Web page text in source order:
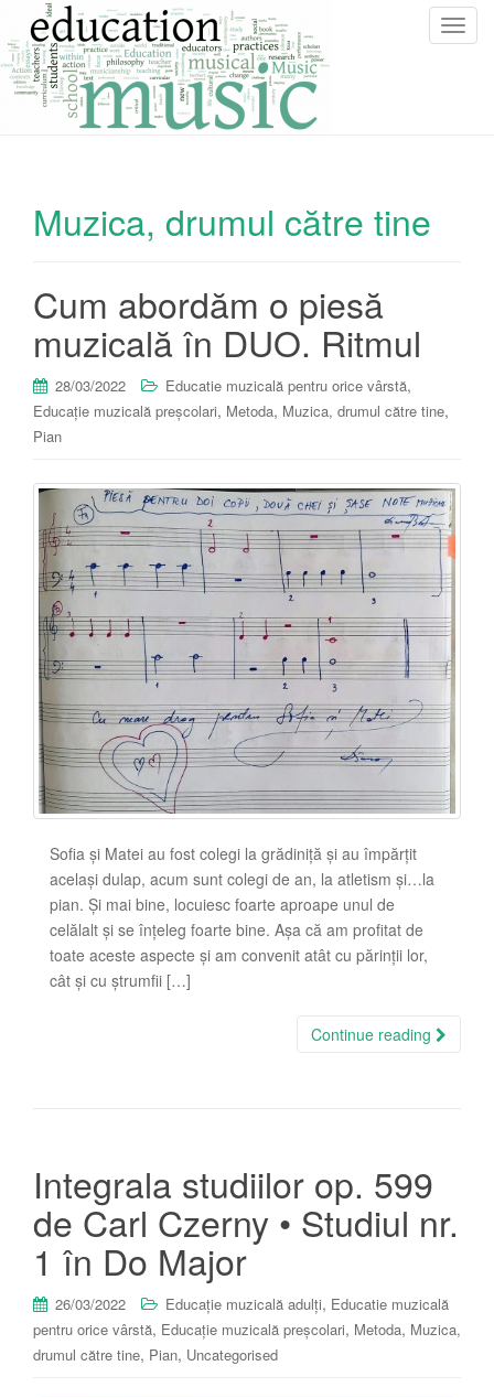
T
Muzica, drumul către tine
Cum abordăm o piesă
muzicală în DUO. Ritmul
28/03/2022 Educatie muzicală pentru orice vârstă,
Educație muzicală preșcolari, Metoda, Muzica, drumul către tine,
Pian
Sofia și Matei au fost colegi la grădiniță și au împărțit
același dulap, acum sunt colegi de an, la atletism și…la
pian. Și mai bine, locuiesc foarte aproape unul de
celălalt și se înțeleg foarte bine. Așa că am profitat de
toate aceste aspecte și am convenit atât cu părinții lor,
cât și cu ștrumfii […]
Continue reading
Integrala studiilor op. 599
de Carl Czerny • Studiul nr.
1 în Do Major
26/03/2022 Educație muzicală adulți, Educatie muzicală
pentru orice vârstă, Educație muzicală preșcolari, Metoda, Muzica,
drumul către tine, Pian, Uncategorised